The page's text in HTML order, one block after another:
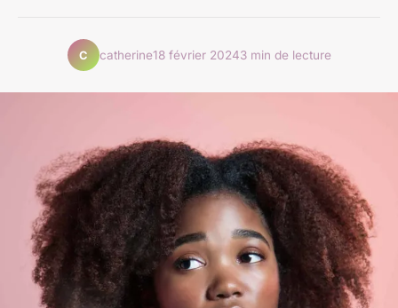
C catherine18 février 20243 min de lecture